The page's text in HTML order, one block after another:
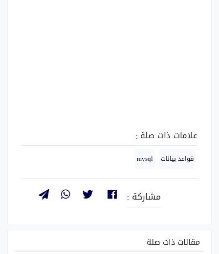
علامات ذات صلة :
قواعد بيانات mysql
مشاركة :
مقالات ذات صلة